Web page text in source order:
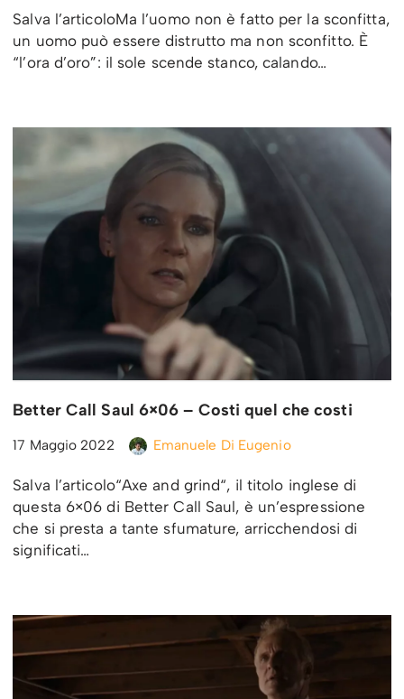
Salva l’articoloMa l’uomo non è fatto per la sconfitta,
un uomo può essere distrutto ma non sconfitto. È
“l’ora d’oro”: il sole scende stanco, calando…
Better Call Saul 6×06 – Costi quel che costi
17 Maggio 2022 Emanuele Di Eugenio
Salva l’articolo“Axe and grind“, il titolo inglese di
questa 6×06 di Better Call Saul, è un’espressione
che si presta a tante sfumature, arricchendosi di
significati…